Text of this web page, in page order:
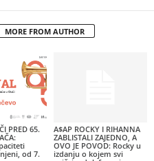
MORE FROM AUTHOR
PRED 65.
od 7.
A$AP ROCKY I RIHANNA
ZABLISTALI ZAJEDNO, A
OVO JE POVOD: Rocky u
izdanju o kojem svi